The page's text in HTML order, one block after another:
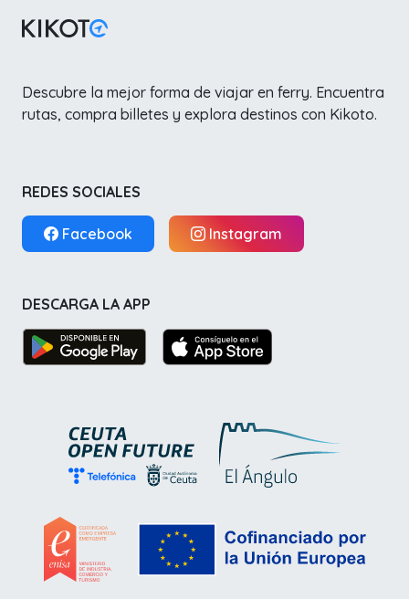
Descubre la mejor forma de viajar en ferry. Encuentra
rutas, compra billetes y explora destinos con Kikoto.
REDES SOCIALES
Facebook Instagram
DESCARGA LA APP